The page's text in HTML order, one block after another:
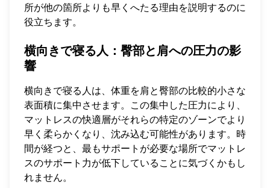
所が他の箇所よりも早くへたる理由を説明するのに
役立ちます。
横向きで寝る人：臀部と肩への圧力の影
響
横向きで寝る人は、体重を肩と臀部の比較的小さな
表面積に集中させます。この集中した圧力により、
マットレスの快適層がそれらの特定のゾーンでより
早く柔らかくなり、沈み込む可能性があります。時
間が経つと、最もサポートが必要な場所でマットレ
スのサポート力が低下していることに気づくかもし
れません。